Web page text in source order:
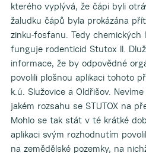
kterého vyplývá, že čápi byli
žaludku čápů byla prokázána
zinku-fosfanu. Tedy chemických
funguje rodenticid Stutox II.
informace, že by odpovědné
povolili plošnou aplikaci tohoto
k.ú. Služovice a Oldřišov.
jakém rozsahu se STUTOX na
Mohlo se tak stát v té krátké
aplikaci svým rozhodnutím
na zemědělské pozemky, na